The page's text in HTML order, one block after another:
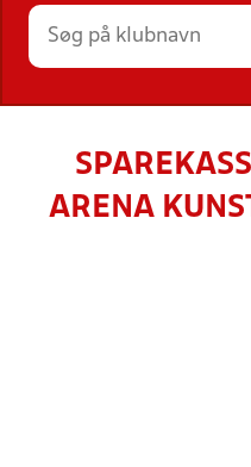
ARENA